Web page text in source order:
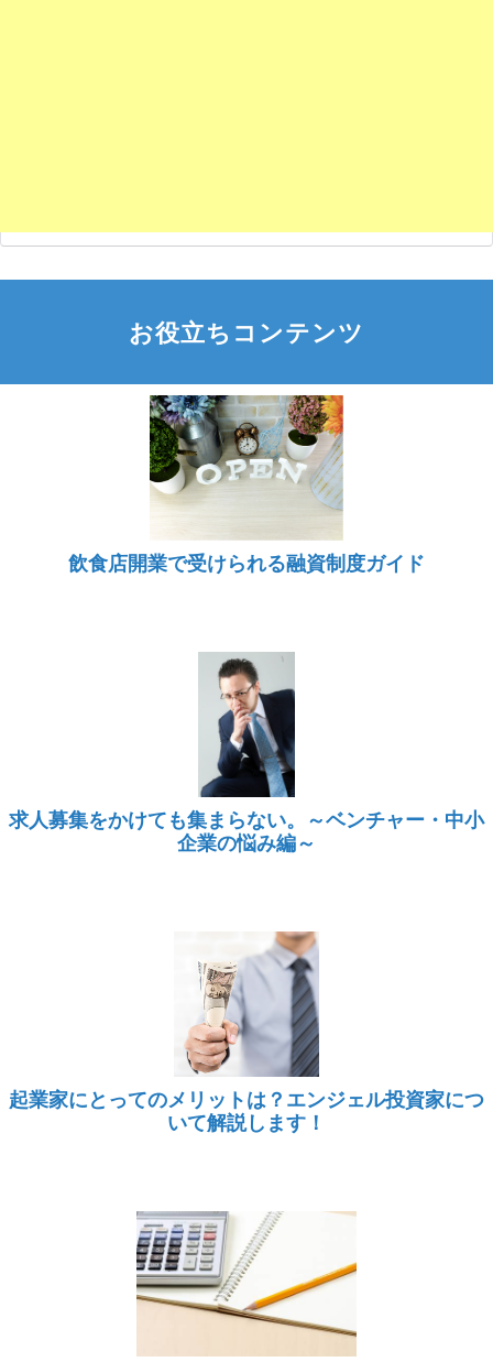
お役立ちコンテンツ
飲食店開業で受けられる融資制度ガイド
求人募集をかけても集まらない。～ベンチャー・中小
企業の悩み編～
起業家にとってのメリットは？エンジェル投資家につ
いて解説します！